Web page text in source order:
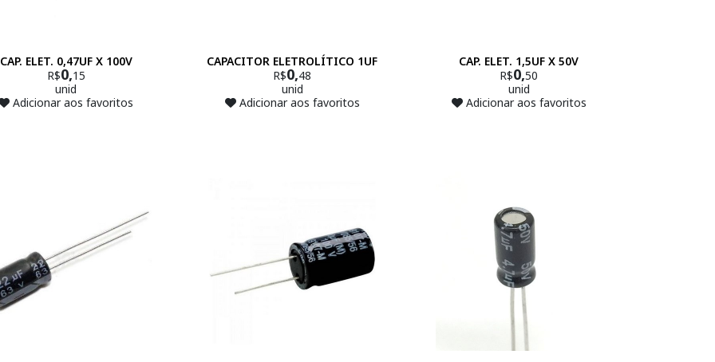
CAP. ELET. 0,47UF X 100V
R$0,15
unid
Adicionar aos favoritos
CAPACITOR ELETROLÍTICO 1UF
R$0,48
unid
Adicionar aos favoritos
CAP. ELET. 1,5UF X 50V
R$0,50
unid
Adicionar aos favoritos